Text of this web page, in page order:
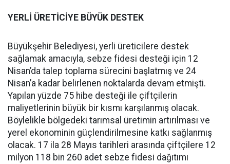
YERLİ ÜRETİCİYE BÜYÜK DESTEK
Büyükşehir Belediyesi, yerli üreticilere destek
sağlamak amacıyla, sebze fidesi desteği için 12
Nisan’da talep toplama sürecini başlatmış ve 24
Nisan’a kadar belirlenen noktalarda devam etmişti.
Yapılan yüzde 75 hibe desteği ile çiftçilerin
maliyetlerinin büyük bir kısmı karşılanmış olacak.
Böylelikle bölgedeki tarımsal üretimin artırılması ve
yerel ekonominin güçlendirilmesine katkı sağlanmış
olacak. 17 ila 28 Mayıs tarihleri arasında çiftçilere 12
milyon 118 bin 260 adet sebze fidesi dağıtımı